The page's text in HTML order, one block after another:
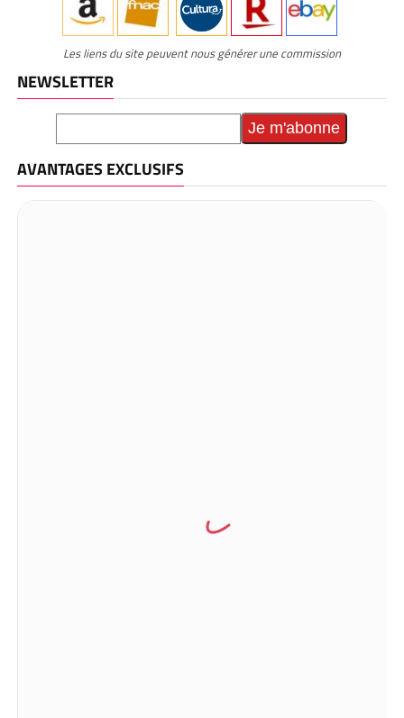
Les liens du site peuvent nous générer une commission
NEWSLETTER
AVANTAGES EXCLUSIFS